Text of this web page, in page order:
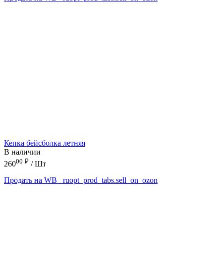
Кепка бейсболка летняя
В наличии
26000 ₽ / Шт
Продать на WB
_ruopt_prod_tabs.sell_on_ozon